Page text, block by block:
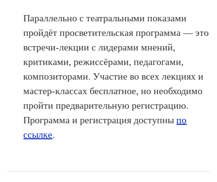
Параллельно с театральными показами
пройдёт просветительская программа — это
встречи-лекции с лидерами мнений,
критиками, режиссёрами, педагогами,
композиторами. Участие во всех лекциях и
мастер-классах бесплатное, но необходимо
пройти предварительную регистрацию.
Программа и регистрация доступныпо
ссылке.